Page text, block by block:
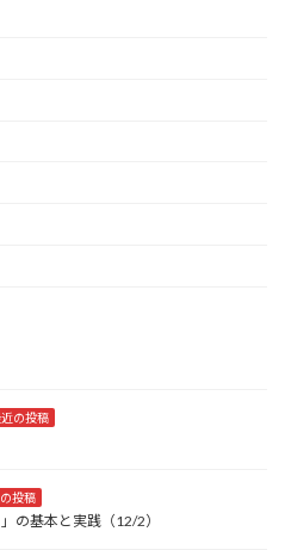
の投稿
投稿
の基本と実践（12/2）